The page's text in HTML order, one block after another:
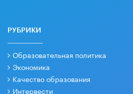
РУБРИКИ
Образовательная политика
Экономика
Качество образования
Интервести